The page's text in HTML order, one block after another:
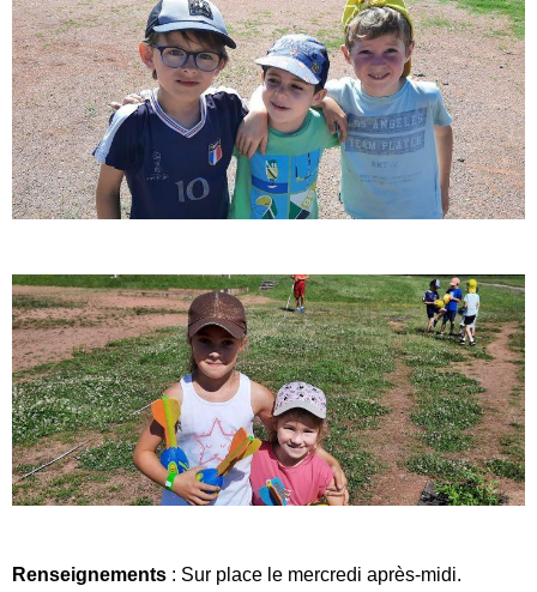
Renseignements : Sur place le mercredi après-midi.